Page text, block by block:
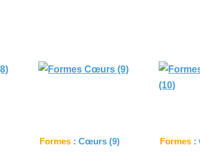
Formes : Cœurs (9) Formes :